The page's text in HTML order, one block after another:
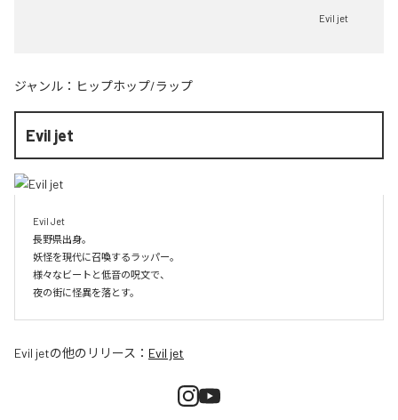
Evil jet
ジャンル： ヒップホップ/ラップ
Evil jet
Evil Jet
長野県出身。
妖怪を現代に召喚するラッパー。
様々なビートと低音の呪文で、
夜の街に怪異を落とす。
Evil jetの他のリリース： Evil jet